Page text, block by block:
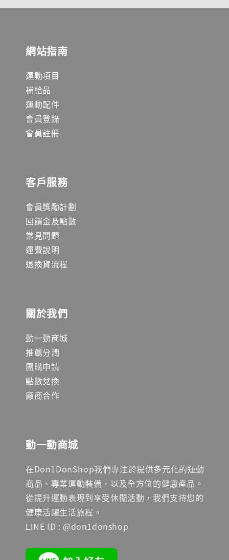
網站指南
運動項目
補給品
運動配件
會員登錄
會員註冊
客戶服務
會員獎勵計劃
回饋金及點數
常見問題
運費說明
退換貨流程
關於我們
動一動商城
推薦分潤
團購申請
點數兌換
廠商合作
動一動商城
在Don1DonShop我們專注於提供多元化的運動
商品、專業運動裝備，以及全方位的健康產品。
從提升運動表現到享受休閒活動，我們支持您的
健康活躍生活旅程。
LINE ID : @don1donshop